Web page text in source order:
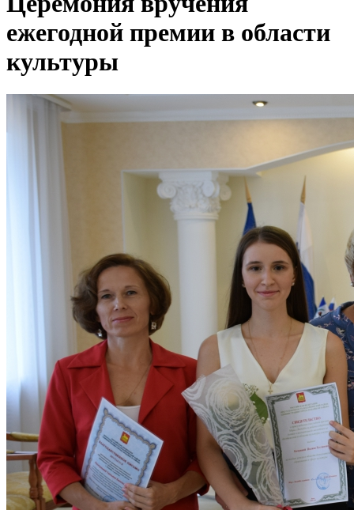
ежегодной премии в области
культуры